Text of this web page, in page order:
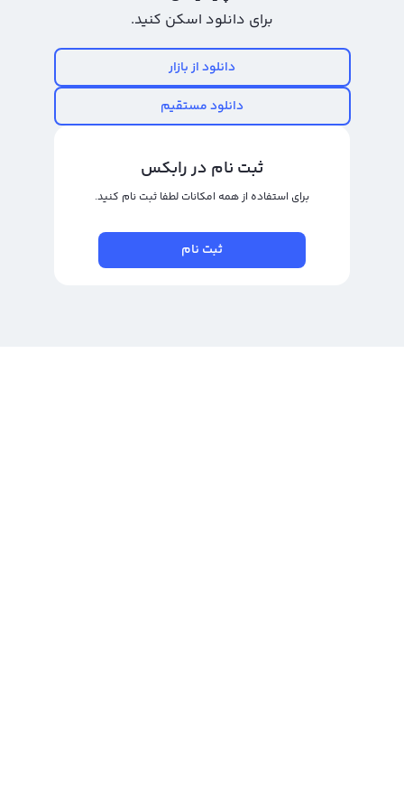
جو صرافی غیر متمرکز مخصوص به خود را دارد که بهترین راه خرید و فروش در حال
حاضر خرید از صرافی های ارز دیجیتال داخلی است. صرافی ارز دیجیتال رابکس با
پشتیبانی از خرید جو (JOE) و بیش از ۳۰۰ رمز ارز دیگر امکان خرید را برای شما فراهم
خرید ارز دیجیتال جو با کمترین کارمزد
انتخاب کارمزد در معامله است. با انتخاب صرافی رابکس خیال شما راحت است که کلیه
کارمزدها و هزینه های عملیاتی در دل قیمت هاست و شما کاربران هیچ گونه هزینه
برای دانلود اسکن کنید.
دانلود از بازار
دانلود مستقیم
ثبت نام در رابکس
برای استفاده از همه امکانات لطفا ثبت نام کنید.
ثبت نام